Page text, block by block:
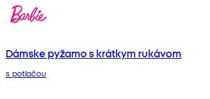
Dámske pyžamo s krátkym rukávom
s potlačou